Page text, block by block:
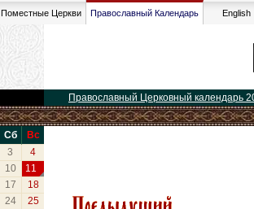
Поместные Церкви Православный Календарь English
Православный Церковный календарь
Сб
Вс
3
4
10
11
17
18
24
25